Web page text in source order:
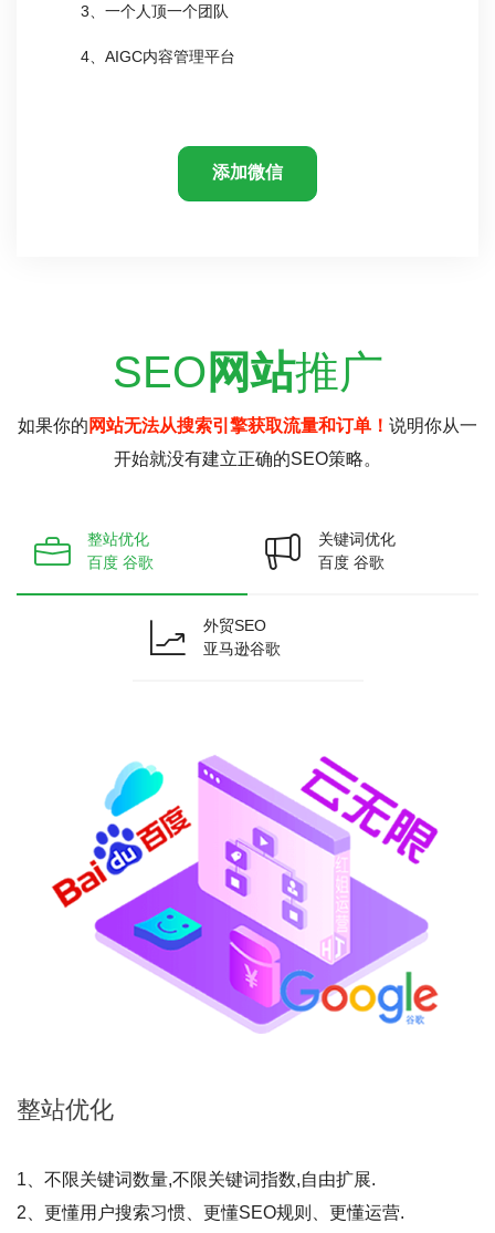
3、一个人顶一个团队
4、AIGC内容管理平台
添加微信
SEO 网站推广
如果你的 网站无法从搜索引擎获取流量和订单！ 说明你从一
开始就没有建立正确的SEO策略。
整站优化
百度 谷歌
关键词优化
百度 谷歌
外贸SEO
亚马逊谷歌
整站优化
1、不限关键词数量,不限关键词指数,自由扩展.
2、更懂用户搜索习惯、更懂SEO规则、更懂运营.